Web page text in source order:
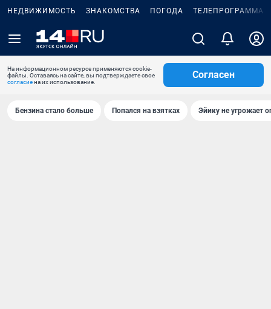
НЕДВИЖИМОСТЬ ЗНАКОМСТВА ПОГОДА ТЕЛЕПРОГРАММА
На информационном ресурсе применяются cookie-
файлы. Оставаясь на сайте, вы подтверждаете свое
согласиена их использование.
Согласен
Бензина стало больше Попался на взятках Эйику не угрожает